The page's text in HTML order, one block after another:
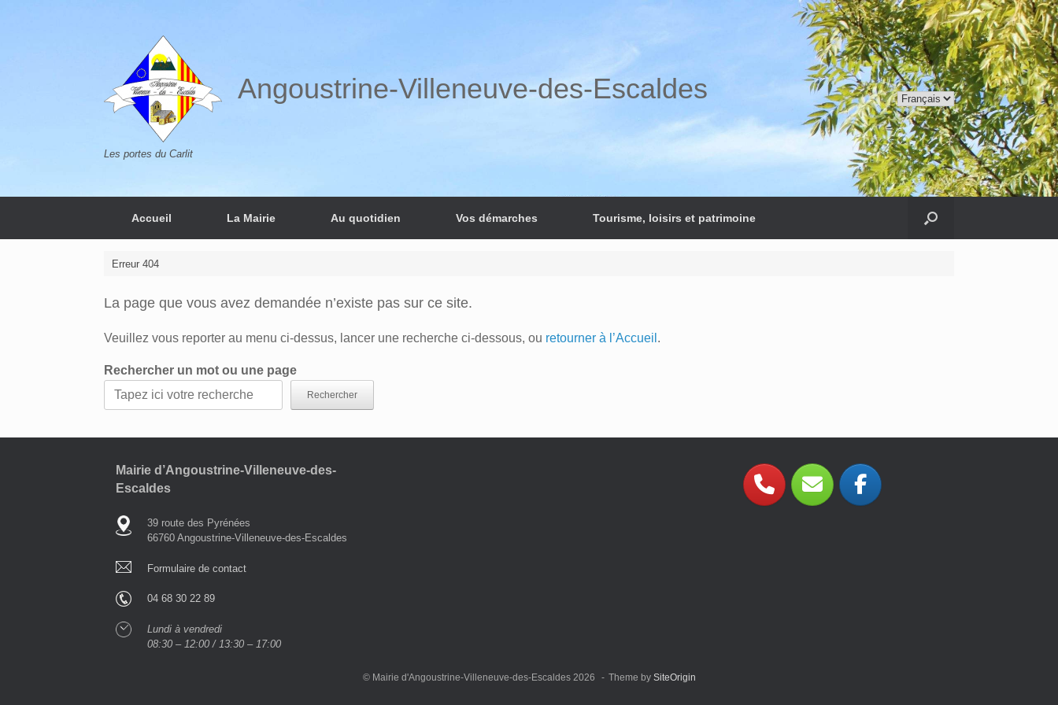
Angoustrine-Villeneuve-des-Escaldes
Les portes du Carlit
Choisir
une
langue
Accueil La Mairie Au quotidien Vos démarches Tourisme, loisirs et patrimoine
Erreur 404
La page que vous avez demandée n’existe pas sur ce site.
Veuillez vous reporter au menu ci-dessus, lancer une recherche ci-dessous, ou retourner à l’Accueil .
Rechercher un mot ou une page
Rechercher
Mairie d’Angoustrine-Villeneuve-des-
Escaldes
39 route des Pyrénées
66760 Angoustrine-Villeneuve-des-Escaldes
Formulaire de contact
04 68 30 22 89
Lundi à vendredi
08:30 – 12:00 / 13:30 – 17:00
© Mairie d'Angoustrine-Villeneuve-des-Escaldes 2026 Theme by SiteOrigin